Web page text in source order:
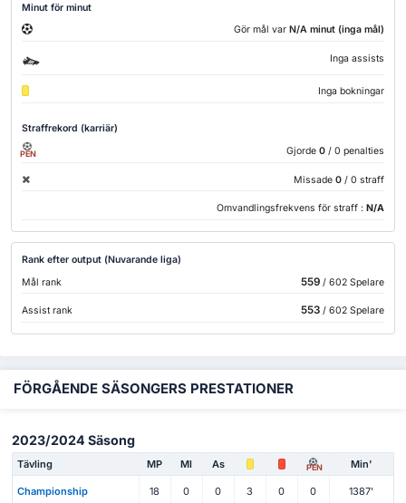
Minut för minut
Gör mål var N/A minut (inga mål)
Inga assists
Inga bokningar
Straffrekord (karriär)
PEN Gjorde 0 / 0 penalties
Missade 0 / 0 straff
Omvandlingsfrekvens för straff : N/A
Rank efter output (Nuvarande liga)
Mål rank
559/ 602 Spelare
Assist rank 553/ 602 Spelare
FÖRGÅENDE SÄSONGERS PRESTATIONER
2023/2024 Säsong
Tävling MP Ml As PEN Min'
Championship 18 0 0 3 0 0 1387'